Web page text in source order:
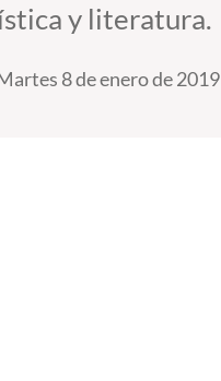
y literatura.
8 de enero de 2019